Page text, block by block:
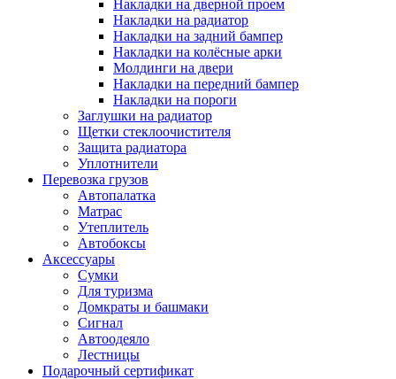
Накладки на дверной проем
Накладки на радиатор
Накладки на задний бампер
Накладки на колёсные арки
Молдинги на двери
Накладки на передний бампер
Накладки на пороги
Заглушки на радиатор
Щетки стеклоочистителя
Защита радиатора
Уплотнители
Перевозка грузов
Автопалатка
Матрас
Утеплитель
Автобоксы
Аксессуары
Сумки
Для туризма
Домкраты и башмаки
Сигнал
Автоодеяло
Лестницы
Подарочный сертификат